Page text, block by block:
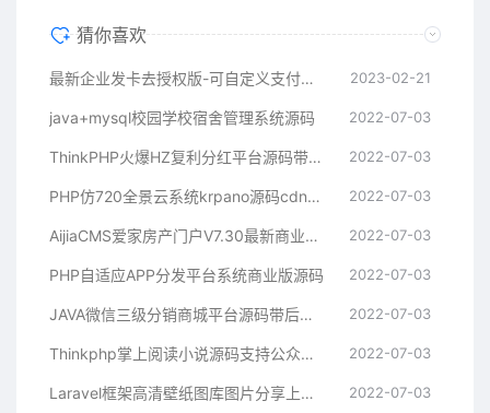
猜你喜欢
最新企业发卡去授权版-可自定义支付接口 2023-02-21
java+mysql校园学校宿舍管理系统源码 2022-07-03
ThinkPHP火爆HZ复利分红平台源码带商城抽奖 2022-07-03
PHP仿720全景云系统krpano源码cdn七牛云转存带全景拍摄教程制作软件 2022-07-03
AijiaCMS爱家房产门户V7.30最新商业修复版手机版+微信互动+楼盘分销+二手房系统+装修 2022-07-03
PHP自适应APP分发平台系统商业版源码 2022-07-03
JAVA微信三级分销商城平台源码带后台和完整数据库 2022-07-03
Thinkphp掌上阅读小说源码支持公众号、代理分站支付、APP打包 2022-07-03
Laravel框架高清壁纸图库图片分享上传下载网站源码 2022-07-03